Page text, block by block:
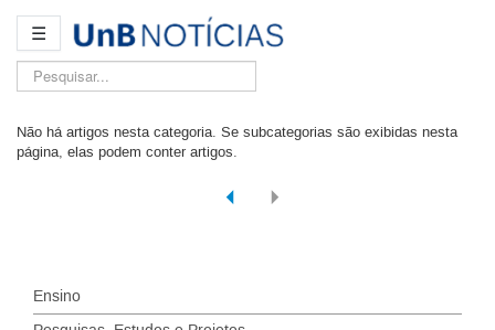
☰
Pesquisar...
Não há artigos nesta categoria. Se subcategorias são exibidas nesta
página, elas podem conter artigos.
Ensino